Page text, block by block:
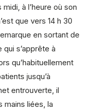
à l’heure où son
que vers 14 h 30
en sortant de
s’apprête à
qu’habituellement
jusqu’à
entrouverte, il
mains liées, la